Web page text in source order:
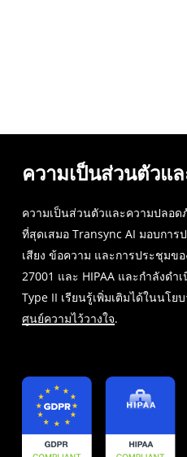
ความเป็นส่วนตัวแ
ความเป็นส่วนตัวและความปลอ
ที่สุดเสมอ Transync AI มอบกา
เสียง ข้อความ และการประชุมข
27001 และ HIPAA และกำลังดำ
Type II เรียนรู้เพิ่มเติมได้ในนโย
ศูนย์ความไว้วางใจ.